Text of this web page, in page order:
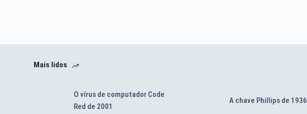
Mais lidos
O vírus de computador Code
Red de 2001
A chave Phillips de 1936